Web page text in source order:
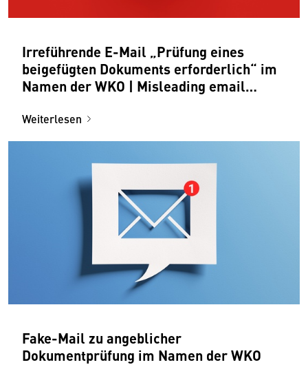
Irreführende E-Mail „Prüfung eines
beigefügten Dokuments erforderlich“ im
Namen der WKO | Misleading email
Weiterlesen
Fake-Mail zu angeblicher
Dokumentprüfung im Namen der WKO